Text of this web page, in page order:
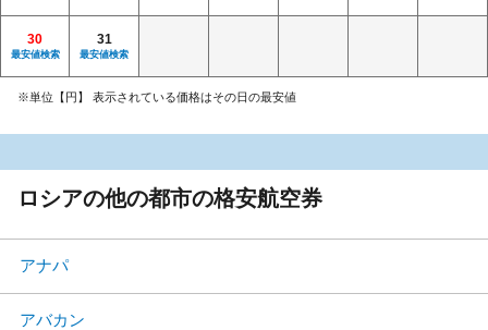
30
最安値検索
31
最安値検索
※単位【円】 表示されている価格はその日の最安値
ロシアの他の都市の格安航空券
アナパ
アバカン